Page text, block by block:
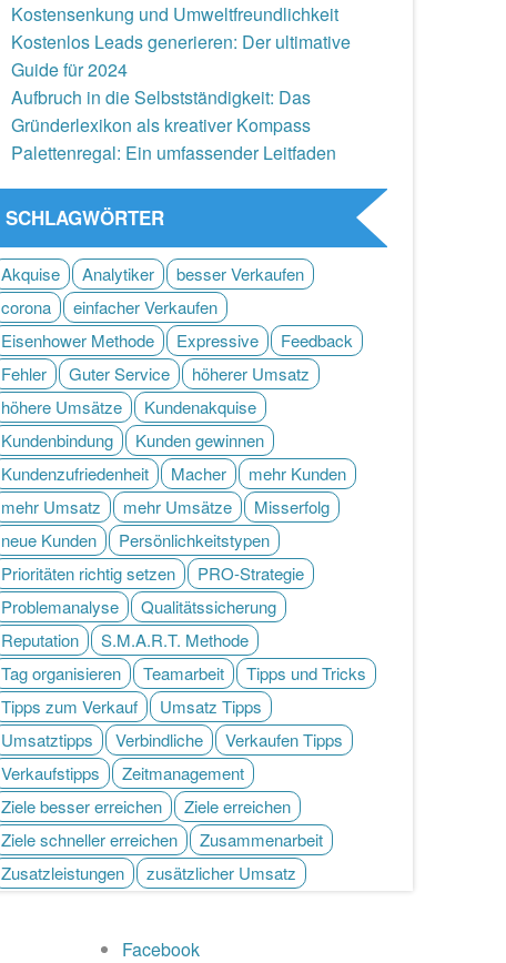
Kostensenkung und Umweltfreundlichkeit
Kostenlos Leads generieren: Der ultimative
Guide für 2024
Aufbruch in die Selbstständigkeit: Das
Gründerlexikon als kreativer Kompass
Palettenregal: Ein umfassender Leitfaden
SCHLAGWÖRTER
Akquise Analytiker
besser Verkaufen
corona
einfacher Verkaufen
Eisenhower Methode
Expressive
Feedback
Fehler
Guter Service
höherer Umsatz
höhere Umsätze
Kundenakquise
Kundenbindung
Kunden gewinnen
Kundenzufriedenheit
Macher
mehr Kunden
mehr Umsatz
mehr Umsätze
Misserfolg
neue Kunden
Persönlichkeitstypen
Prioritäten richtig setzen
PRO-Strategie
Problemanalyse
Qualitätssicherung
Reputation
S.M.A.R.T. Methode
Tag organisieren
Teamarbeit
Tipps und Tricks
Tipps zum Verkauf
Umsatz Tipps
Umsatztipps
Verbindliche
Verkaufen Tipps
Verkaufstipps
Zeitmanagement
Ziele besser erreichen
Ziele erreichen
Ziele schneller erreichen
Zusammenarbeit
Zusatzleistungen
zusätzlicher Umsatz
Facebook